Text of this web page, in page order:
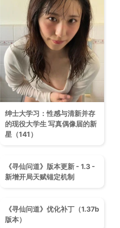
绅士大学习：性感与清新并存
的现役大学生 写真偶像届的新
星（141）
《寻仙问道》版本更新 - 1.3 -
新增开局天赋锚定机制
《寻仙问道》优化补丁（1.37b
版本）